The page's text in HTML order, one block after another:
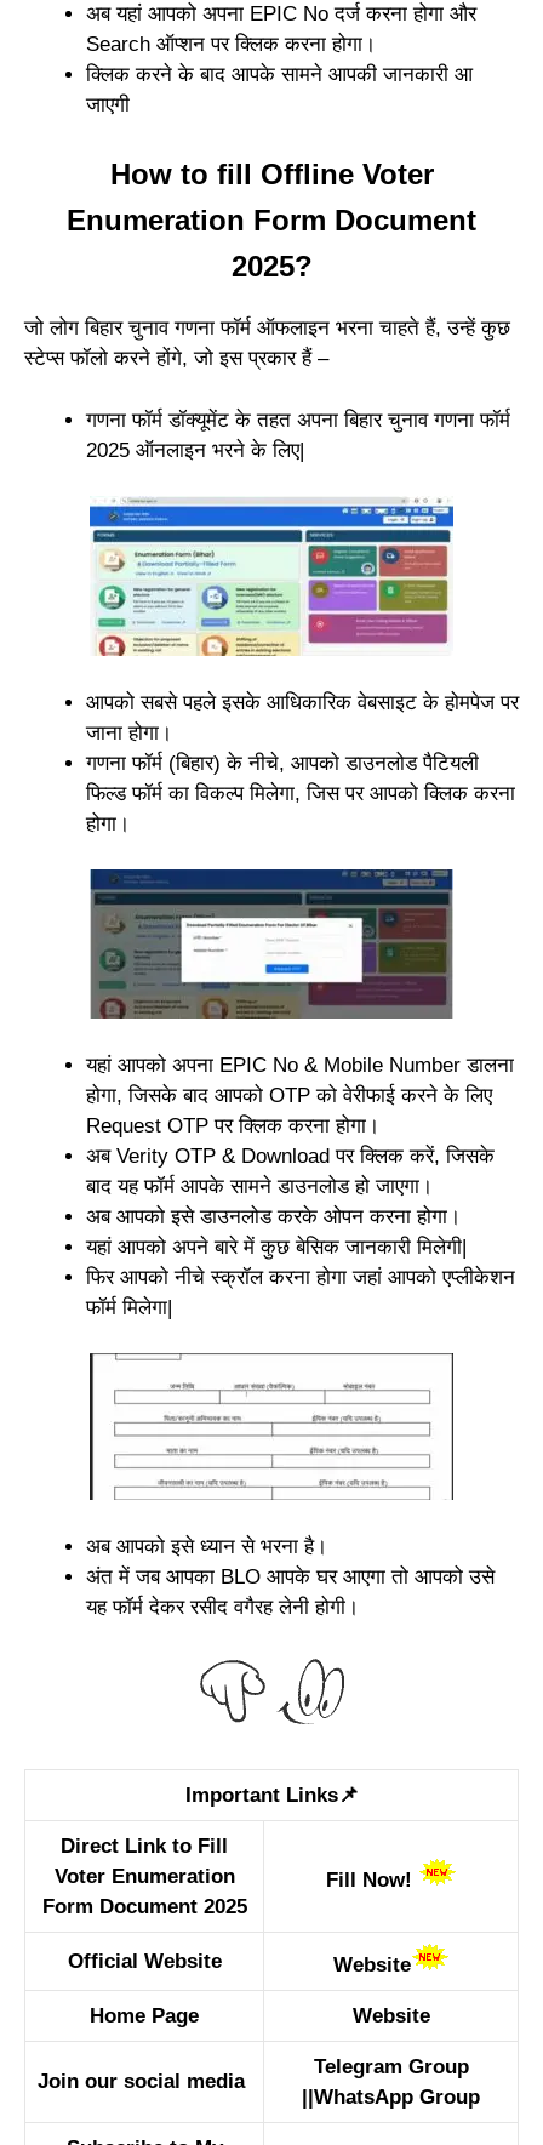
अब यहां आपको अपना EPIC No दर्ज करना होगा और
Search ऑप्शन पर क्लिक करना होगा।
क्लिक करने के बाद आपके सामने आपकी जानकारी आ
जाएगी
How to fill Offline Voter
Enumeration Form Document
2025?
जो लोग बिहार चुनाव गणना फॉर्म ऑफलाइन भरना चाहते हैं, उन्हें कुछ
स्टेप्स फॉलो करने होंगे, जो इस प्रकार हैं –
गणना फॉर्म डॉक्यूमेंट के तहत अपना बिहार चुनाव गणना फॉर्म
2025 ऑनलाइन भरने के लिए|
आपको सबसे पहले इसके आधिकारिक वेबसाइट के होमपेज पर
जाना होगा।
गणना फॉर्म (बिहार) के नीचे, आपको डाउनलोड पैटियली
फिल्ड फॉर्म का विकल्प मिलेगा, जिस पर आपको क्लिक करना
होगा।
यहां आपको अपना EPIC No & Mobile Number डालना
होगा, जिसके बाद आपको OTP को वेरीफाई करने के लिए
Request OTP पर क्लिक करना होगा।
अब Verity OTP & Download पर क्लिक करें, जिसके
बाद यह फॉर्म आपके सामने डाउनलोड हो जाएगा।
अब आपको इसे डाउनलोड करके ओपन करना होगा।
यहां आपको अपने बारे में कुछ बेसिक जानकारी मिलेगी|
फिर आपको नीचे स्क्रॉल करना होगा जहां आपको एप्लीकेशन
फॉर्म मिलेगा|
अब आपको इसे ध्यान से भरना है।
अंत में जब आपका BLO आपके घर आएगा तो आपको उसे
यह फॉर्म देकर रसीद वगैरह लेनी होगी।
Important Links📌
Direct Link to Fill
Voter Enumeration
Form Document 2025
Fill Now!
Official Website Website
Home Page Website
Join our social media
Telegram Group
||WhatsApp Group